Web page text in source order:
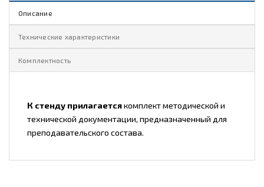
Описание
Технические характеристики
Комплектность
К стенду прилагаетсякомплект методической и
технической документации, предназначенный для
преподавательского состава.